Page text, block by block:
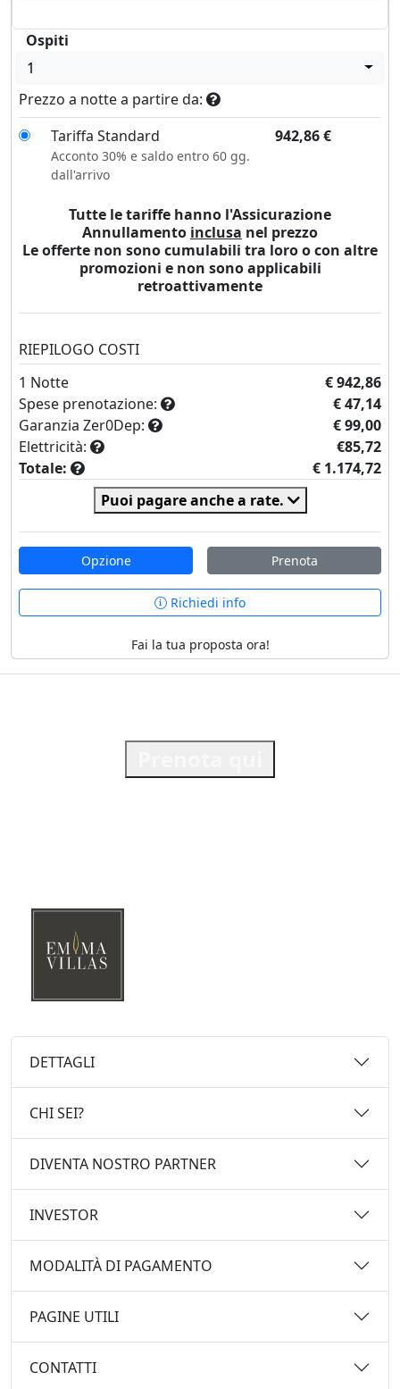
Ospiti
1
Prezzo a notte a partire da:
Tariffa Standard
942,86€
Acconto 30% e saldo entro 60 gg.
dall'arrivo
Tutte le tariffe hanno l'Assicurazione
Annullamento inclusa nel prezzo
Le offerte non sono cumulabili tra loro o con altre
promozioni e non sono applicabili
retroattivamente
RIEPILOGO COSTI
1 Notte
€ 942,86
Spese prenotazione:
€ 47,14
Garanzia Zer0Dep:
€ 99,00
Elettricità:
€85,72
Totale:
€ 1.174,72
Puoi pagare anche a rate.
Opzione Prenota
Richiedi info
Fai la tua proposta ora!
DETTAGLI
CHI SEI?
DIVENTA NOSTRO PARTNER
INVESTOR
MODALITÀ DI PAGAMENTO
PAGINE UTILI
CONTATTI